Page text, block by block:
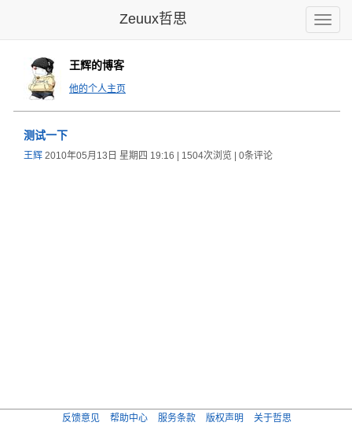
Toggle
Zeuux哲思
王辉的博客
他的个人主页
测试一下
王辉 2010年05月13日 星期四 19:16 | 1504次浏览 | 0条评论
反馈意见 帮助中心 服务条款 版权声明
关于哲思